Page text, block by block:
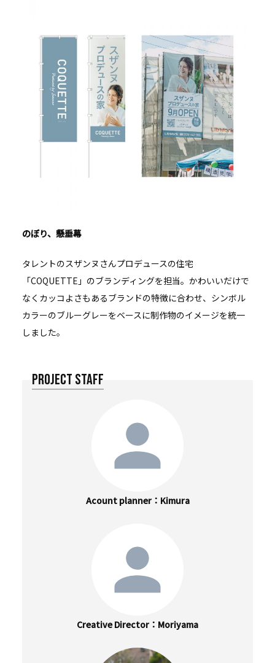
のぼり、懸垂幕
タレントのスザンヌさんプロデュースの住宅
「COQUETTE」のブランディングを担当。かわいいだけで
なくカッコよさもあるブランドの特徴に合わせ、シンボル
カラーのブルーグレーをベースに制作物のイメージを統一
しました。
PROJECT STAFF
Acount planner Kimura
Creative Director Moriyama